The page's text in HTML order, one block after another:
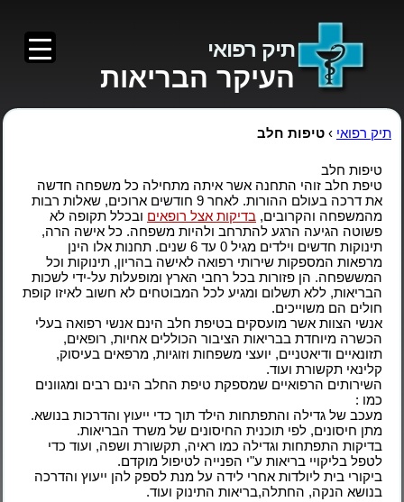
תיק רפואי
העיקר הבריאות
תיק רפואי › טיפות חלב
טיפות חלב
טיפת חלב זוהי התחנה אשר איתה מתחילה כל משפחה חדשה
את דרכה בעולם ההורות. לאחר 9 חודשים ארוכים, שאלות רבות
מהמשפחה והקרובים, בדיקות אצל רופאים ובכלל תקופה לא
פשוטה הגיעה הרגע להתרחב ולהיות משפחה. כל אישה הרה,
תינוקות חדשים וילדים מגיל 0 עד 6 שנים. תחנות אלו הינן
מרפאות המספקות שירותי רפואה לאישה בהריון, תינוקות וכל
המששפחה. הן פזורות בכל רחבי הארץ ומופעלות על-ידי לשכות
הבריאות, ללא תשלום ומגיע לכל המבוטחים לא חשוב לאיזו קופת
חולים הם משוייכים.
אנשי הצוות אשר מועסקים בטיפת חלב הינם אנשי רפואה בעלי
הכשרה מיוחדת בבריאות הציבור הכוללים אחיות, רופאים,
תזונאיים ודיאטניים, יועצי משפחות וזוגיות, מרפאים בעיסוק,
קלינאי תקשורת ועוד.
השירותים הרפואיים שמספקת טיפת החלב הינם רבים ומגוונים
כמו :
מעכב של גדילה והתפתחות הילד תוך כדי ייעוץ והדרכות בנושא.
מתן חיסונים, לפי תוכנית החיסונים של משרד הבריאות.
בדיקות התפתחות וגדילה כמו ראיה, תקשורת ושפה, ועוד כדי
לטפל בליקויי בריאות ע"י הפנייה לטיפול מוקדם.
ביקורי בית ליולדות אחרי לידה על מנת לספק להן ייעוץ והדרכה
בנושא הנקה, החתלה,בריאות התינוק ועוד.